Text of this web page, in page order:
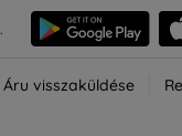
Áru visszaküldése